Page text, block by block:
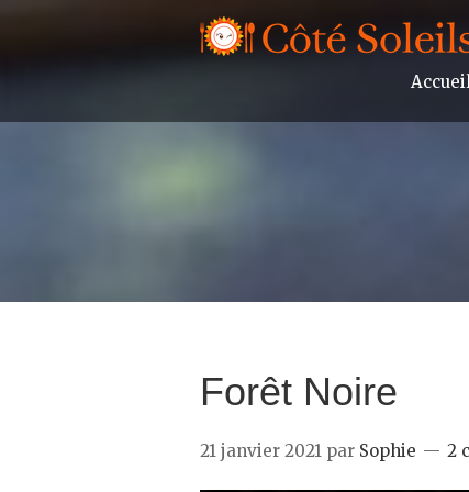
Forêt Noire
21 janvier 2021 par Sophie 2